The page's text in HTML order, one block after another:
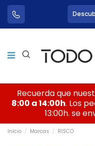
Recuerda que
8:00 a 14:00h. Los
13:00h. se
Inicio Marcas RISCO